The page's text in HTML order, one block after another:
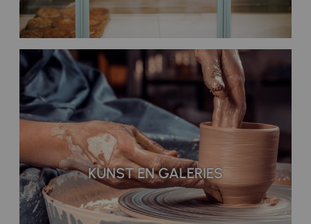
KUNST EN GALERIES